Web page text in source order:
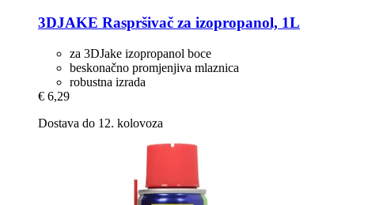
3DJAKE Raspršivač za izopropanol, 1L
za 3DJake izopropanol boce
beskonačno promjenjiva mlaznica
robustna izrada
€ 6,29
Dostava do 12. kolovoza